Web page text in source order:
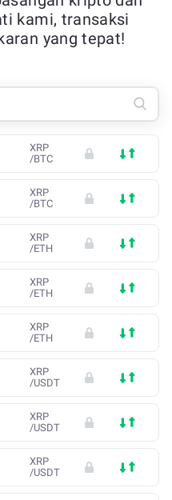
kami, transaksi
yang tepat!
XRP
/BTC
XRP
/BTC
XRP
/ETH
XRP
/ETH
XRP
/ETH
XRP
/USDT
XRP
/USDT
XRP
/USDT